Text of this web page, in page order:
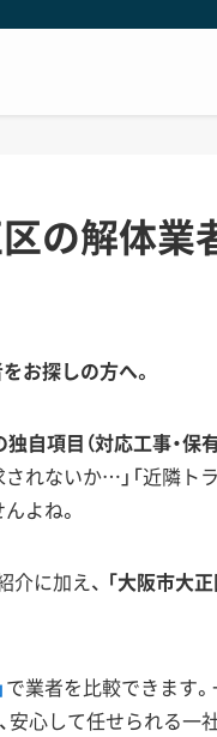
の解体業
お探しの方へ。
自項目（対応工事・保
れないか…」「近隣
よね。
介に加え、 「大阪市大
で業者を比較できます。
安心して任せられる一